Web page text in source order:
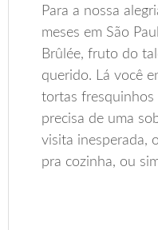
Para a nossa
meses em São
Brûlée, fruto do
querido. Lá você
tortas fresquinhos
precisa de uma
visita inesperada,
pra cozinha, ou